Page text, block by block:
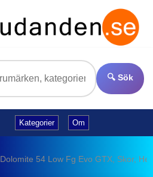
🔍 Sök
Kategorier Om
Dolomite 54 Low Fg Evo GTX, Skor,